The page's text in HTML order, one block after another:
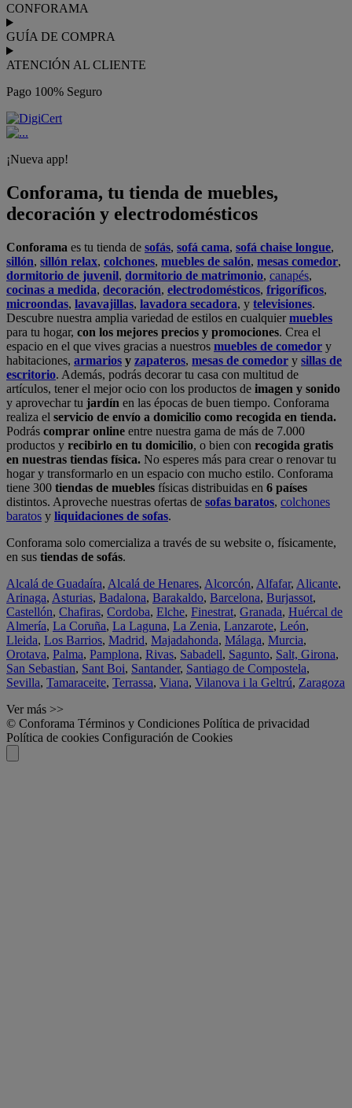
CONFORAMA
GUÍA DE COMPRA
ATENCIÓN AL CLIENTE
Pago 100% Seguro
¡Nueva app!
Conforama, tu tienda de muebles,
decoración y electrodomésticos
Conforama es tu tienda de sofás, sofá cama, sofá chaise longue,
sillón, sillón relax, colchones, muebles de salón, mesas comedor,
dormitorio de juvenil, dormitorio de matrimonio, canapés,
cocinas a medida, decoración, electrodomésticos, frigoríficos,
microondas, lavavajillas, lavadora secadora, y televisiones.
Descubre nuestra amplia variedad de estilos en cualquiermuebles
para tu hogar, con los mejores precios y promociones. Crea el
espacio en el que vives gracias a nuestros muebles de comedor y
habitaciones, armarios y zapateros, mesas de comedor y sillas de
escritorio. Además, podrás decorar tu casa con multitud de
artículos, tener el mejor ocio con los productos de imagen y sonido
y aprovechar tu jardín en las épocas de buen tiempo. Conforama
realiza el servicio de envío a domicilio como recogida en tienda.
Podrás comprar online entre nuestra gama de más de 7.000
productos y recibirlo en tu domicilio, o bien con recogida gratis
en nuestras tiendas física. No esperes más para crear o renovar tu
hogar y transformarlo en un espacio con mucho estilo. Conforama
tiene 300 tiendas de muebles físicas distribuidas en 6 países
distintos. Aproveche nuestras ofertas de sofas baratos, colchones
baratos y liquidaciones de sofas.
Conforama solo comercializa a través de su website o, físicamente,
en sus tiendas de sofás.
Alcalá de Guadaíra, Alcalá de Henares, Alcorcón, Alfafar, Alicante,
Arinaga, Asturias, Badalona, Barakaldo, Barcelona, Burjassot,
Castellón, Chafiras, Cordoba, Elche, Finestrat, Granada, Huércal de
Almería, La Coruña, La Laguna, La Zenia, Lanzarote, León,
Lleida, Los Barrios, Madrid, Majadahonda, Málaga, Murcia,
Orotava, Palma, Pamplona, Rivas, Sabadell, Sagunto, Salt, Girona,
San Sebastian, Sant Boi, Santander, Santiago de Compostela,
Sevilla, Tamaraceite, Terrassa, Viana, Vilanova i la Geltrú, Zaragoza
Ver más >>
© Conforama Términos y Condiciones Política de privacidad
Política de cookies Configuración de Cookies